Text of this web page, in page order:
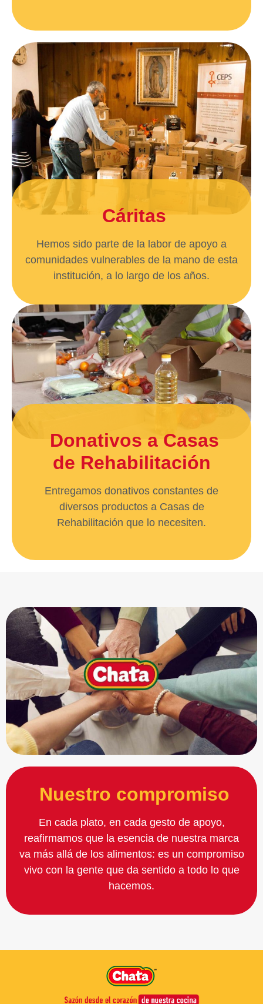
Cáritas
Hemos sido parte de la labor de apoyo a
comunidades vulnerables de la mano de esta
institución, a lo largo de los años.
Donativos a Casas
de Rehabilitación
Entregamos donativos constantes de
diversos productos a Casas de
Rehabilitación que lo necesiten.
Nuestro compromiso
En cada plato, en cada gesto de apoyo,
reafirmamos que la esencia de nuestra marca
va más allá de los alimentos: es un compromiso
vivo con la gente que da sentido a todo lo que
hacemos.